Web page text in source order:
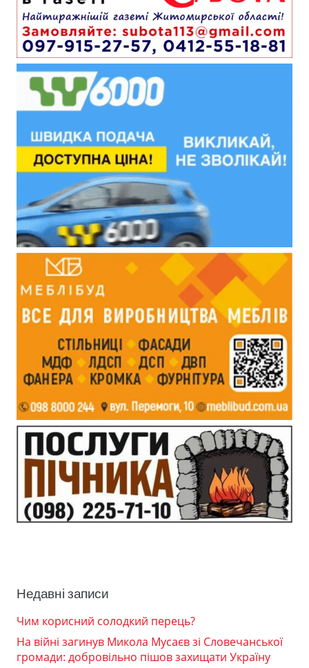
Недавні записи
Чим корисний солодкий перець?
На війні загинув Микола Мусаєв зі Словечанської
громади: добровільно пішов захищати Україну